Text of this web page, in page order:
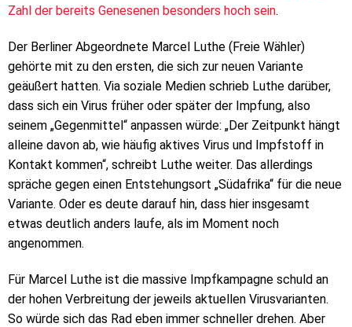
Zahl der bereits Genesenen besonders hoch sein.
Der Berliner Abgeordnete Marcel Luthe (Freie Wähler)
gehörte mit zu den ersten, die sich zur neuen Variante
geäußert hatten. Via soziale Medien schrieb Luthe darüber,
dass sich ein Virus früher oder später der Impfung, also
seinem „Gegenmittel“ anpassen würde: „Der Zeitpunkt hängt
alleine davon ab, wie häufig aktives Virus und Impfstoff in
Kontakt kommen“, schreibt Luthe weiter. Das allerdings
spräche gegen einen Entstehungsort „Südafrika“ für die neue
Variante. Oder es deute darauf hin, dass hier insgesamt
etwas deutlich anders laufe, als im Moment noch
angenommen.
Für Marcel Luthe ist die massive Impfkampagne schuld an
der hohen Verbreitung der jeweils aktuellen Virusvarianten.
So würde sich das Rad eben immer schneller drehen. Aber